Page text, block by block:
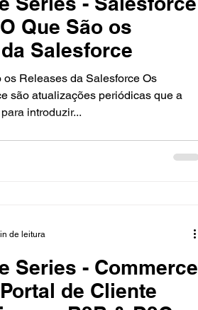
Que São os
Salesforce
Releases da Salesforce Os
são atualizações periódicas que a
introduzir...
Series - Commerce
de Cliente
de leitura